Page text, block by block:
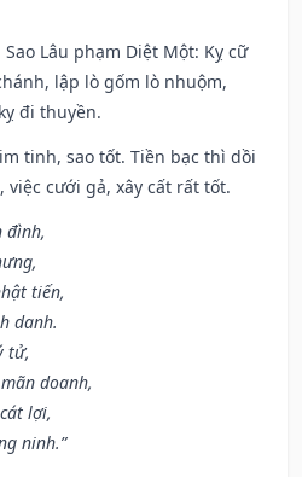
Lâu phạm Diệt Một: Kỵ cữ
lập lò gốm lò nhuộm,
đi thuyền.
tinh, sao tốt. Tiền bạc thì dồi
việc cưới gả, xây cất rất tốt.
đình,
tiến,
danh.
tử,
doanh,
lợi,
ninh.”